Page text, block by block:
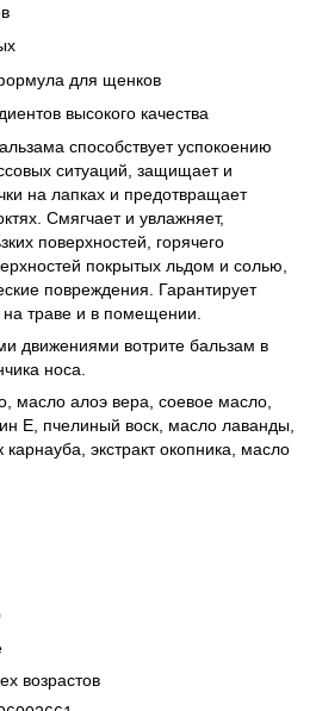
для щенков
высокого качества
способствует успокоению
ситуаций, защищает и
на лапках и предотвращает
Смягчает и увлажняет,
поверхностей, горячего
покрытых льдом и солью,
повреждения. Гарантирует
траве и в помещении.
движениями вотрите бальзам в
носа.
масло алоэ вера, соевое масло,
Е, пчелиный воск, масло лаванды,
карнауба, экстракт окопника, масло
возрастов